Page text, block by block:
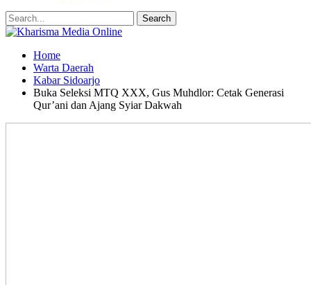
Home
Warta Daerah
Kabar Sidoarjo
Buka Seleksi MTQ XXX, Gus Muhdlor: Cetak Generasi
Qur’ani dan Ajang Syiar Dakwah